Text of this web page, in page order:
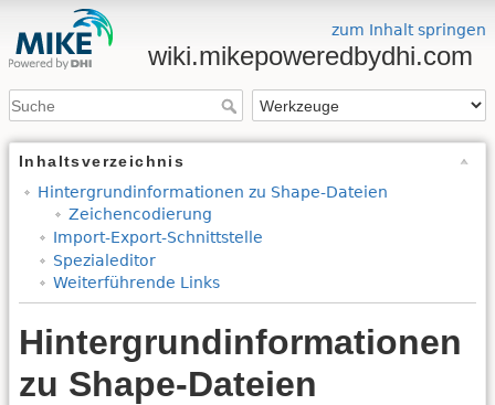
zum Inhalt springen
wiki.mikepoweredbydhi.com
Inhaltsverzeichnis
Hintergrundinformationen zu Shape-Dateien
Zeichencodierung
Import-Export-Schnittstelle
Spezialeditor
Weiterführende Links
Hintergrundinformationen
zu Shape-Dateien